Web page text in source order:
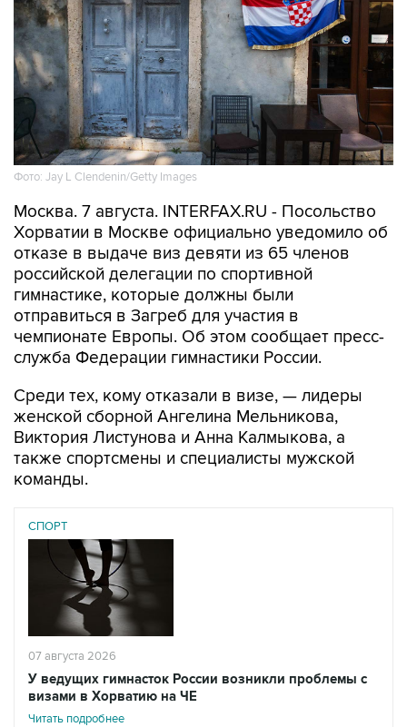
Фото: Jay L Clendenin/Getty Images
Москва. 7 августа. INTERFAX.RU - Посольство
Хорватии в Москве официально уведомило об
отказе в выдаче виз девяти из 65 членов
российской делегации по спортивной
гимнастике, которые должны были
отправиться в Загреб для участия в
чемпионате Европы. Об этом сообщает пресс-
служба Федерации гимнастики России.
Среди тех, кому отказали в визе, — лидеры
женской сборной Ангелина Мельникова,
Виктория Листунова и Анна Калмыкова, а
также спортсмены и специалисты мужской
команды.
СПОРТ
07 августа 2026
У ведущих гимнасток России возникли проблемы с
визами в Хорватию на ЧЕ
Читать подробнее